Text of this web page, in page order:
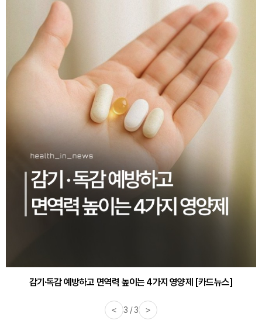
감기·독감 예방하고 면역력 높이는 4가지 영양제 [카드뉴스]
< 3 / 3 >